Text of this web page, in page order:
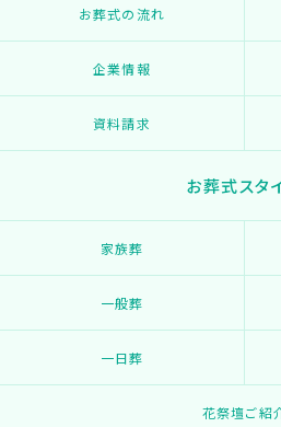
お葬式の流れ
企業情報
資料請求
お葬式スタ
家族葬
一般葬
一日葬
花祭壇ご紹